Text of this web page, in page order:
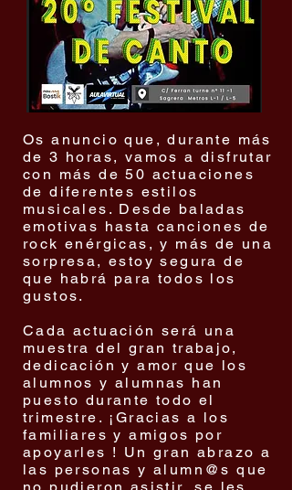
Os anuncio que, durante más
de 3 horas, vamos a disfrutar
con más de 50 actuaciones
de diferentes estilos
musicales. Desde baladas
emotivas hasta canciones de
rock enérgicas, y más de una
sorpresa, estoy segura de
que habrá para todos los
gustos.
Cada actuación será una
muestra del gran trabajo,
dedicación y amor que los
alumnos y alumnas han
puesto durante todo el
trimestre. ¡Gracias a los
familiares y amigos por
apoyarles ! Un gran abrazo a
las personas y alumn@s que